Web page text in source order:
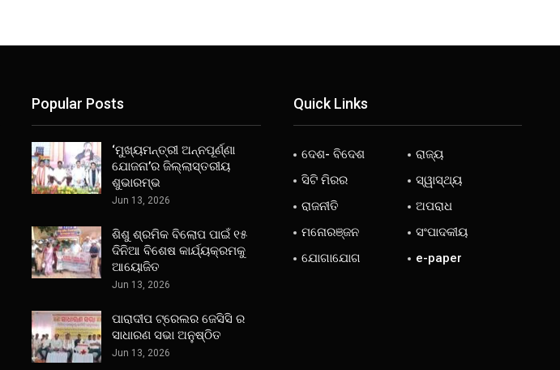
Popular Posts
‘ମୁଖ୍ୟମନ୍ତ୍ରୀ ଅନ୍ନପୂର୍ଣ୍ଣା
ଯୋଜନା’ର ଜିଲ୍ଲାସ୍ତରୀୟ
ଶୁଭାରମ୍ଭ
Jun 13, 2026
ଶିଶୁ ଶ୍ରମିକ ବିଲୋପ ପାଇଁ ୧୫
ଦିନିଆ ବିଶେଷ କାର୍ଯ୍ୟକ୍ରମକୁ
ଆୟୋଜିତ
Jun 13, 2026
ପାରାଦୀପ ଟ୍ରେଲର ଜେସିସି ର
ସାଧାରଣ ସଭା ଅନୁଷ୍ଠିତ
Jun 13, 2026
Quick Links
ଦେଶ- ବିଦେଶ
ରାଜ୍ୟ
ସିଟି ମିରର
ସ୍ୱାସ୍ଥ୍ୟ
ରାଜନୀତି
ଅପରାଧ
ମନୋରଞ୍ଜନ
ସଂପାଦକୀୟ
ଯୋଗାଯୋଗ
e-paper